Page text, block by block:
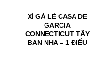
THÊM VÀO GIỎ HÀNG
XÌ GÀ LẺ CASA DE
GARCIA
CONNECTICUT TÂY
BAN NHA – 1 ĐIẾU